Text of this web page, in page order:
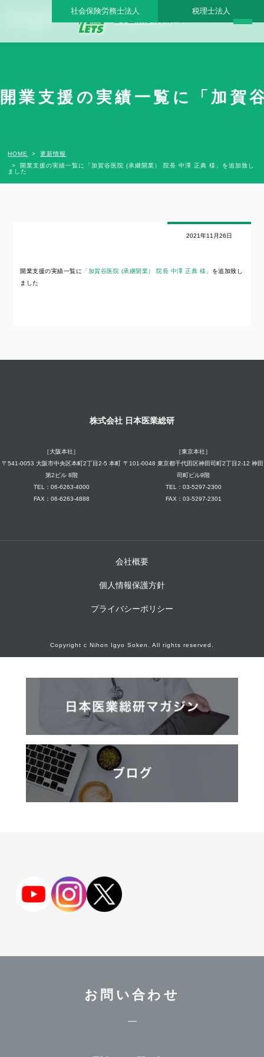
開業支援の実績一覧に「加賀谷医院 (承継開業） 院長 中澤 正典 様」を追加致しまし
た - 日本医業総研グループ |日本医業総研｜医院開業・承継・クリニック経営支援・医
社会保険労務士法人 税理士法人
開業支援の実績一覧に「加
HOME
更新情報
開業支援の実績一覧に「加賀谷医院 (承継開業） 院長 中澤 正典 様」を追加致し
ました
2021年11月26日
開業支援の実績一覧に 「加賀谷医院 (承継開業） 院長 中澤 正典 様」 を追加致し
ました
株式会社 日本医業総研
［大阪本社］
〒541-0053 大阪市中央区本町2丁目2-5 本町
第2ビル 8階
TEL：06-6263-4000
FAX：06-6263-4888
［東京本社］
〒101-0048 東京都千代田区神田司町2丁目2-12 神田
司町ビル9階
TEL：03-5297-2300
FAX：03-5297-2301
会社概要
個人情報保護方針
プライバシーポリシー
Copyright c Nihon Igyo Soken. All rights reserved.
お問い合わせ